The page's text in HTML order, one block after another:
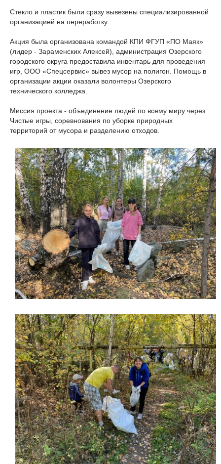
Стекло и пластик были сразу вывезены специализированной
организацией на переработку.
Акция была организована командой КПИ ФГУП «ПО Маяк»
(лидер - Зараменских Алексей), администрация Озерского
городского округа предоставила инвентарь для проведения
игр, ООО «Спецсервис» вывез мусор на полигон. Помощь в
организации акции оказали волонтеры Озерского
технического колледжа.
Миссия проекта - объединение людей по всему миру через
Чистые игры, соревнования по уборке природных
территорий от мусора и разделению отходов.